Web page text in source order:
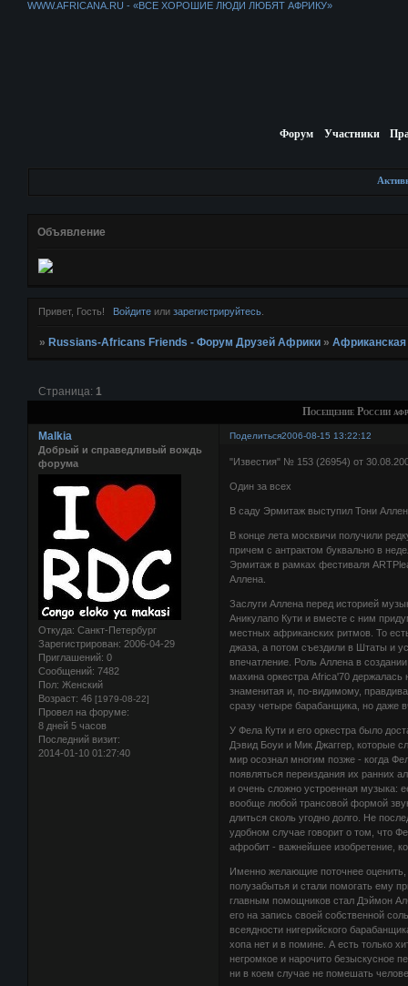
WWW.AFRICANA.RU - «ВСЕ ХОРОШИЕ ЛЮДИ ЛЮБЯТ АФРИКУ»
Форум Участники
Объявление
Привет, Гость! Войдитеили зарегистрируйтесь.
» Russians-Africans Friends - Форум Друзей Африки »
Посещение России
Страница: 1
Поделиться2006-08-15 13:22:12
Malkia
Добрый и справедливый вождь
форума
Откуда: Санкт-Петербург
Зарегистрирован: 2006-04-29
Приглашений: 0
Сообщений: 7482
Пол: Женский
Возраст: 46 [1979-08-22]
Провел на форуме:
8 дней 5 часов
Последний визит:
2014-01-10 01:27:40
"Известия" № 153 (26954) от
Один за всех
В саду Эрмитаж выступил Тони Аллен
В конце лета москвичи получили
причем с антрактом буквально в
Эрмитаж в рамках фестиваля
Аллена.
Заслуги Аллена перед историей
Аникулапо Кути и вместе с ним
местных африканских ритмов. То
джаза, а потом съездили в Штаты и
впечатление. Роль Аллена в
махина оркестра Africa'70
знаменитая и, по-видимому,
сразу четыре барабанщика, но даже
У Фела Кути и его оркестра было
Дэвид Боуи и Мик Джаггер, которые
мир осознал многим позже - когда
появляться переиздания их ранних
и очень сложно устроенная музыка:
вообще любой трансовой формой
длиться сколь угодно долго. Не
удобном случае говорит о том, что
афробит - важнейшее изобретение,
Именно желающие поточнее
полузабытья и стали помогать ему
главным помощников стал Дэймон
его на запись своей собственной
всеядности нигерийского
хопа нет и в помине. А есть только
негромкое и нарочито безыскусное
ни в коем случае не помешать